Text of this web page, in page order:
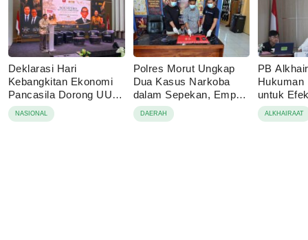
Deklarasi Hari
Kebangkitan Ekonomi
Pancasila Dorong UU
Perekonomian Nasional
NASIONAL
Polres Morut Ungkap
Dua Kasus Narkoba
dalam Sepekan, Empat
Pelaku Ditangkap
DAERAH
PB
Hukuman
untuk
ALKHAIRAAT